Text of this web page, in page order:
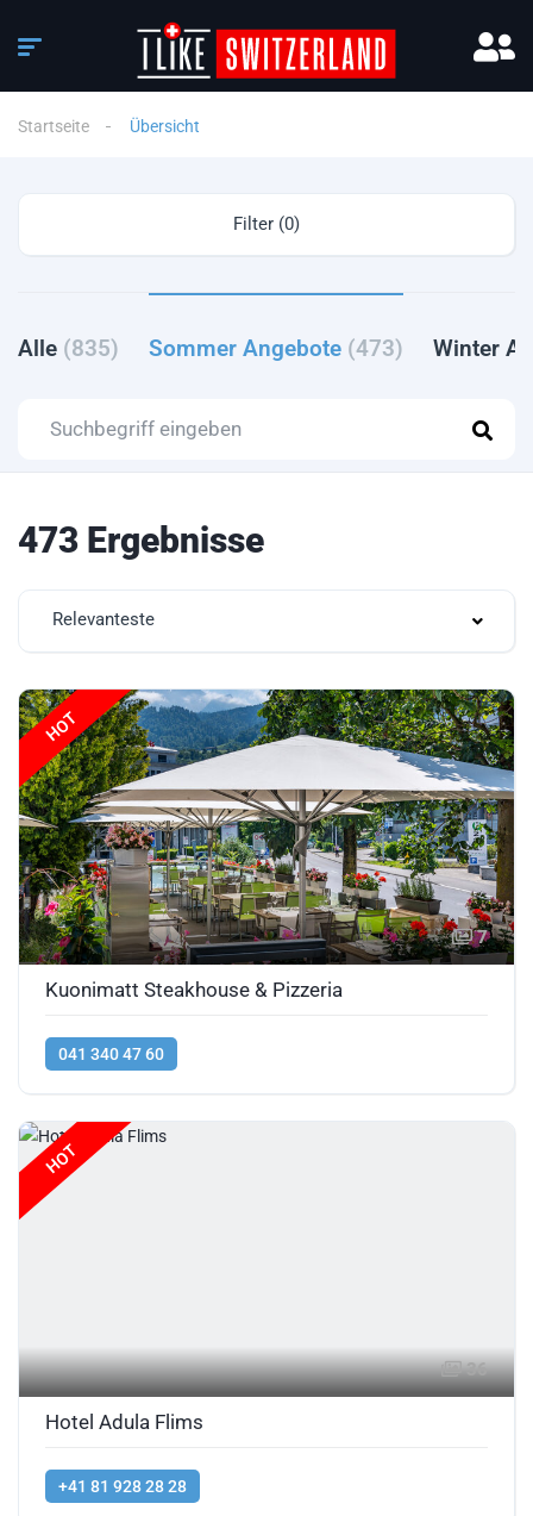
Startseite Übersicht
Filter (0)
Alle (835) Sommer Angebote (473) Winter
473 Ergebnisse
Relevanteste
HOT
7
Kuonimatt Steakhouse & Pizzeria
041 340 47 60
HOT
36
Hotel Adula Flims
+41 81 928 28 28